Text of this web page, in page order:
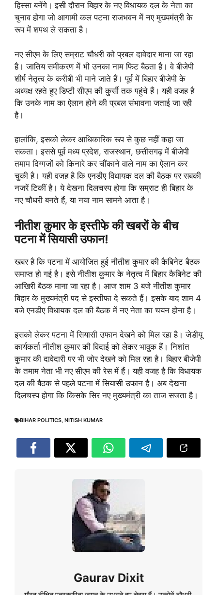
हिस्सा बनेंगे। इसी दौरान बिहार के नए विधायक दल के नेता का
चुनाव होगा जो आगामी कल पटना राजभवन में नए मुख्यमंत्री के
रूप में शपथ ले सकता है।
नए सीएम के लिए सम्राट चौधरी को प्रबल दावेदार माना जा रहा
है। जातिय समीकरण में भी उनका नाम फिट बैठता है। वे बीजेपी
शीर्ष नेतृत्व के करीबी भी माने जाते हैं। पूर्व में बिहार बीजेपी के
अध्यक्ष रहते हुए डिप्टी सीएम की कुर्सी तक पहुंचे हैं। यही वजह है
कि उनके नाम का ऐलान होने की प्रबल संभावना जताई जा रही
है।
हालांकि, इसको लेकर आधिकारिक रूप से कुछ नहीं कहा जा
सकता। इससे पूर्व मध्य प्रदेश, राजस्थान, छत्तीसगढ़ में बीजेपी
तमाम दिग्गजों को किनारे कर चौंकाने वाले नाम का ऐलान कर
चुकी है। यही वजह है कि एनडीए विधायक दल की बैठक पर सबकी
नजरें टिकीं है। ये देखना दिलचस्प होगा कि सम्राट ही बिहार के
नए चौधरी बनते हैं, या नया नाम सामने आता है।
नीतीश कुमार के इस्तीफे की खबरों के बीच
पटना में सियासी उफान!
खबर है कि पटना में आयोजित हुई नीतीश कुमार की कैबिनेट बैठक
समाप्त हो गई है। इसे नीतीश कुमार के नेतृत्व में बिहार कैबिनेट की
आखिरी बैठक माना जा रहा है। आज शाम 3 बजे नीतीश कुमार
बिहार के मुख्यमंत्री पद से इस्तीफा दे सकते हैं। इसके बाद शाम 4
बजे एनडीए विधायक दल की बैठक में नए नेता का चयन होना है।
इसको लेकर पटना में सियासी उफान देखने को मिल रहा है। जेडीयू
कार्यकर्ता नीतीश कुमार की विदाई को लेकर भावुक हैं। निशांत
कुमार की दावेदारी पर भी जोर देखने को मिल रहा है। बिहार बीजेपी
के तमाम नेता भी नए सीएम की रेस में हैं। यही वजह है कि विधायक
दल की बैठक से पहले पटना में सियासी उफान है। अब देखना
दिलचस्प होगा कि किसके सिर नए मुख्यमंत्री का ताज सजता है।
BIHAR POLITICS, NITISH KUMAR
Gaurav Dixit